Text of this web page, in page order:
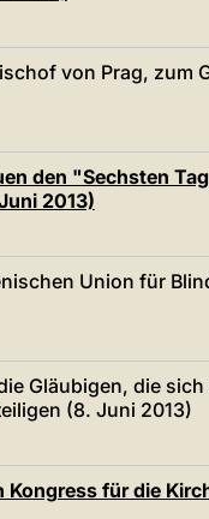
von Prag, zum
den "Sechsten
2013)
Union für
Gläubigen, die
(8. Juni 2013)
für die